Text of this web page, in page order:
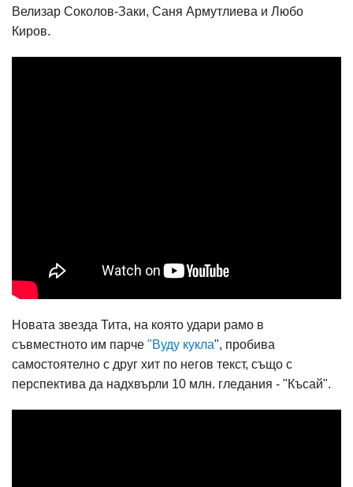
Велизар Соколов-Заки, Саня Армутлиева и Любо
Киров.
Новата звезда Тита, на която удари рамо в
съвместното им парче "Вуду кукла", пробива
самостоятелно с друг хит по негов текст, също с
перспектива да надхвърли 10 млн. гледания - "Късай".